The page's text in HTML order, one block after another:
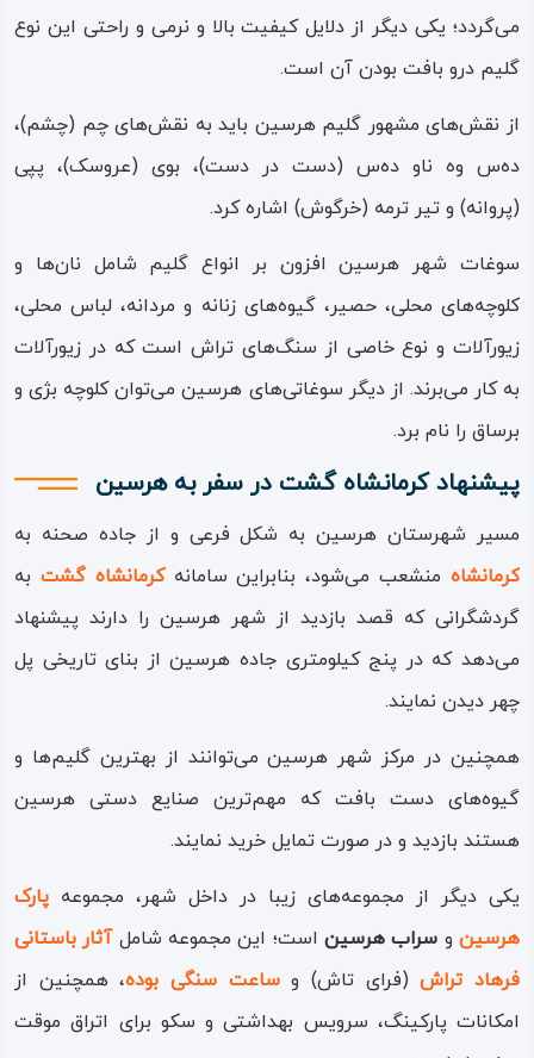
می‌گردد؛ یکی دیگر از دلایل کیفیت بالا و نرمی و راحتی این نوع
گلیم درو بافت بودن آن است.
از نقش‌های مشهور گلیم هرسین باید به نقش‌های چم (چشم)،
ده‌س‌ وه‌ ناو‌ ده‌س (دست ‌در دست)، بوی (عروسک)، پپی
(پروانه) و تیر ترمه (خرگوش) اشاره کرد.
سوغات شهر هرسین افزون بر انواع گلیم شامل نان‌ها و
کلوچه‌های محلی، حصیر، گیوه‌های زنانه و مردانه، لباس محلی،
زیورآلات و نوع خاصی از سنگ‌های تراش است که در زیورآلات
به کار می‌برند. از دیگر سوغاتی‌های هرسین می‌توان کلوچه بژی و
برساق را نام برد.
پیشنهاد کرمانشاه گشت در سفر به هرسین
مسیر شهرستان هرسین به شکل فرعی و از جاده صحنه به
کرمانشاه منشعب می‌شود، بنابراین سامانهکرمانشاه گشت به
گردشگرانی که قصد بازدید از شهر هرسین را دارند پیشنهاد
می‌دهد که در پنج کیلومتری جاده هرسین از بنای تاریخی پل
چهر دیدن نمایند.
همچنین در مرکز شهر هرسین می‌توانند از بهترین گلیم‌ها و
گیوه‌های دست‌ بافت که مهم‌ترین صنایع دستی هرسین
هستند بازدید و در صورت تمایل خرید نمایند.
یکی دیگر از مجموعه‌های زیبا در داخل شهر، مجموعه پارک
هرسینو سراب هرسیناست؛ این مجموعه شاملآثار باستانی
فرهاد تراش(فرای‌ تاش) وساعت سنگی بوده، همچنین از
امکانات پارکینگ، سرویس بهداشتی و سکو برای اتراق موقت